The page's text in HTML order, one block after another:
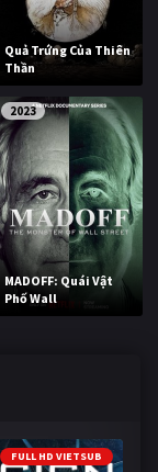
Quả Trứng Của Thiên
Thần
2023
MADOFF: Quái Vật
Phố Wall
FULL HD VIETSUB